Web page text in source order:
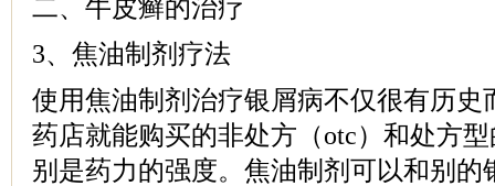
二、牛皮癣的治疗
3、焦油制剂疗法
使用焦油制剂治疗银屑病不仅很有历史
药店就能购买的非处方（otc）和处方
别是药力的强度。焦油制剂可以和别的